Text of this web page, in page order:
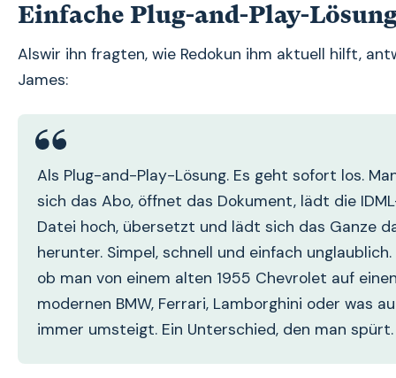
Einfache Plug-and-Play-
Alswir ihn fragten, wie Redokun ihm aktuell hilft,
James:
Als Plug-and-Play-Lösung. Es geht sofort los.
sich das Abo, öffnet das Dokument, lädt die
Datei hoch, übersetzt und lädt sich das Ganze
herunter. Simpel, schnell und einfach unglaublich.
ob man von einem alten 1955 Chevrolet auf
modernen BMW, Ferrari, Lamborghini oder was
immer umsteigt. Ein Unterschied, den man spürt.